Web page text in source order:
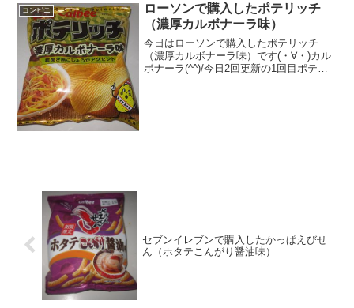
コンビニ
ローソンで購入したポテリッチ
（濃厚カルボナーラ味）
今日はローソンで購入したポテリッチ
（濃厚カルボナーラ味）です(・∀・)カル
ボナーラ(^^)/今日2回更新の1回目ポテリ
セブンイレブンで購入したかっぱえびせ
ん（ホタテこんがり醤油味）